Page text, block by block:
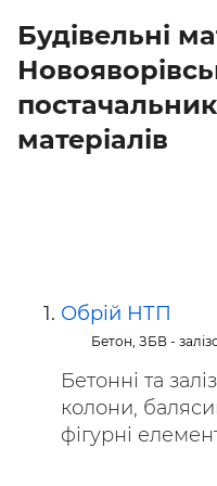
Будівельні
матеріалів
Обрій НТП
Бетон, ЗБВ -
Бетонні та
колони,
фігурні